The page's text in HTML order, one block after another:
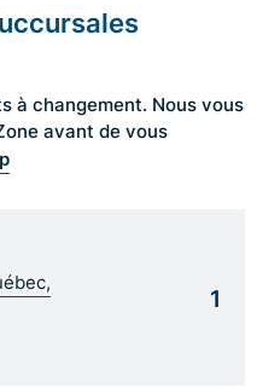
à changement. Nous vous
avant de vous
1